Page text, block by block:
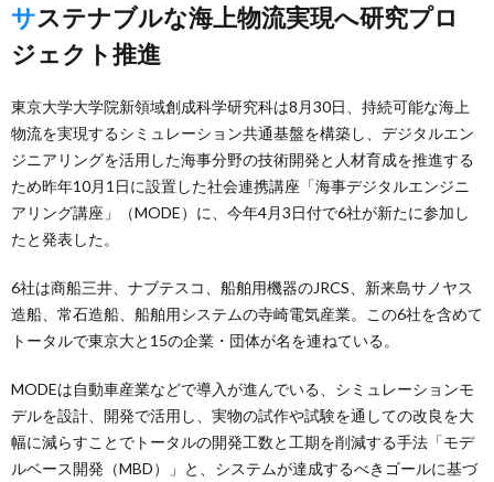
サステナブルな海上物流実現へ研究プロ
ジェクト推進
東京大学大学院新領域創成科学研究科は8月30日、持続可能な海上
物流を実現するシミュレーション共通基盤を構築し、デジタルエン
ジニアリングを活用した海事分野の技術開発と人材育成を推進する
ため昨年10月1日に設置した社会連携講座「海事デジタルエンジニ
アリング講座」（MODE）に、今年4月3日付で6社が新たに参加し
たと発表した。
6社は商船三井、ナブテスコ、船舶用機器のJRCS、新来島サノヤス
造船、常石造船、船舶用システムの寺崎電気産業。この6社を含めて
トータルで東京大と15の企業・団体が名を連ねている。
MODEは自動車産業などで導入が進んでいる、シミュレーションモ
デルを設計、開発で活用し、実物の試作や試験を通しての改良を大
幅に減らすことでトータルの開発工数と工期を削減する手法「モデ
ルベース開発（MBD）」と、システムが達成するべきゴールに基づ